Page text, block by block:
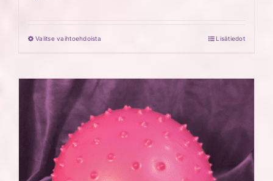
Valitse vaihtoehdoistaTällä
on
useampi
muunnelma.
Voit
tehdä
valinnat
Lisätiedot